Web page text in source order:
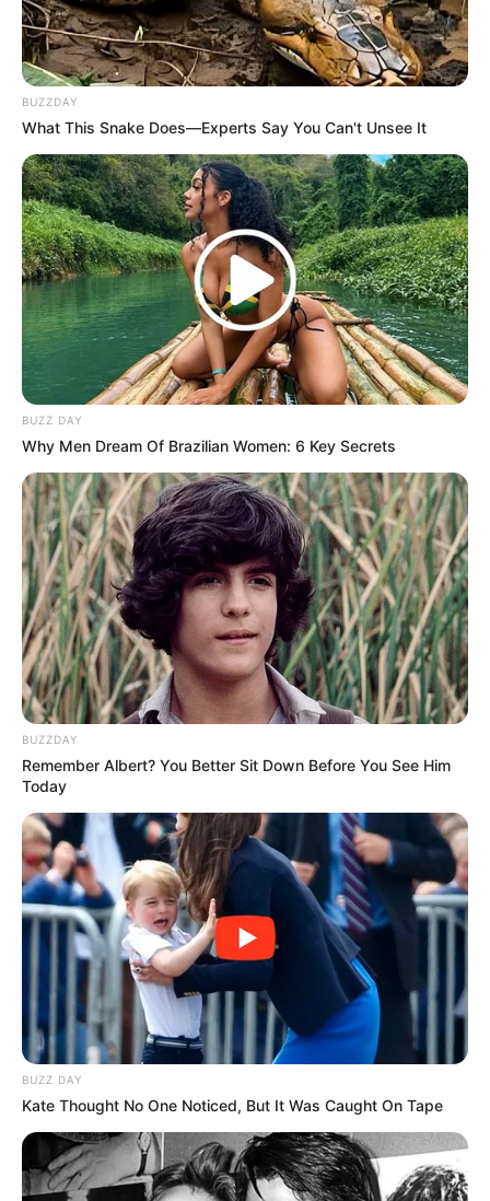
(foto: ikatbag)
8. Handuk tak lagi berantakan dan tak memakan
tempat jika menyimpannya dengan cara digulung
(foto: southernflaircrafts)
9. Bertemarustic, kardus sepatu dan sabuk kulit bisa
jadi sebuah koper yang antik. Bisa untuk bungkus
kado
(foto: theideaking)
BUZZDAY
What This Snake Does—Experts Say You Can't Unsee It
BUZZ DAY
Why Men Dream Of Brazilian Women: 6 Key Secrets
BUZZDAY
Remember Albert? You Better Sit Down Before You See Him
Today
BUZZ DAY
Kate Thought No One Noticed, But It Was Caught On Tape